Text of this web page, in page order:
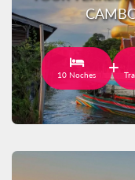
10 Noches